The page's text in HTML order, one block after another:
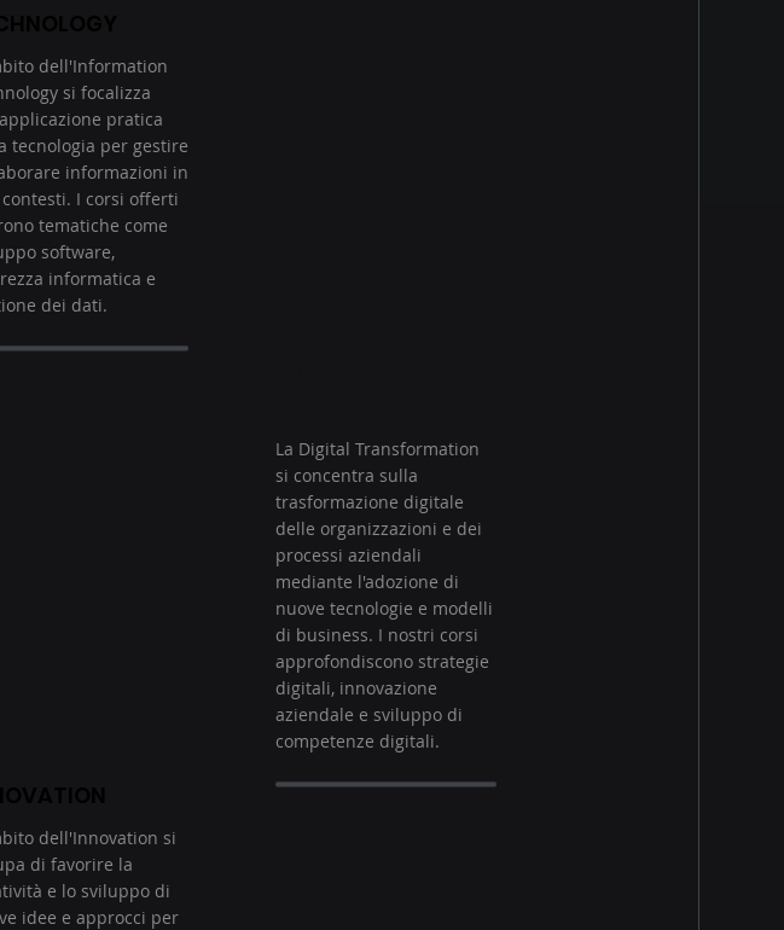
dell'Information
si focalizza
pratica
tecnologia per gestire
informazioni in
I corsi offerti
tematiche come
software,
informatica e
dei dati.
dell'Innovation si
di favorire la
e lo sviluppo di
idee e approcci per
La Digital Transformation
si concentra sulla
trasformazione digitale
delle organizzazioni e dei
processi aziendali
mediante l'adozione di
nuove tecnologie e modelli
di business. I nostri corsi
approfondiscono strategie
digitali, innovazione
aziendale e sviluppo di
competenze digitali.